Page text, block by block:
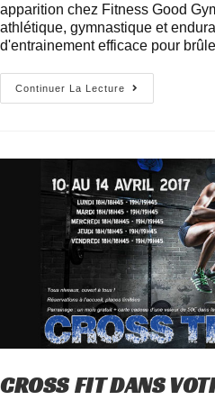
apparition chez Fitness Good
athlétique, gymnastique et
d'entrainement efficace pour
Continuer La Lecture
CROSS FIT DANS